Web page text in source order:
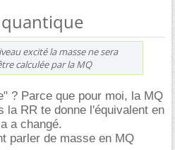
quantique
excité la masse ne sera
calculée par la MQ
? Parce que pour moi, la MQ
la RR te donne l'équivalent en
a changé.
parler de masse en MQ